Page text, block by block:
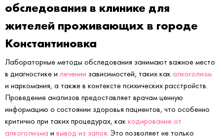
обследования в клинике для
жителей проживающих в городе
Константиновка
Лабораторные методы обследования занимают важное место
в диагностике и лечении зависимостей, таких как алкоголизм
и наркомания, а также в контексте психических расстройств.
Проведение анализов предоставляет врачам ценную
информацию о состоянии здоровья пациентов, что особенно
критично при таких процедурах, как кодирование от
алкоголизма и вывод из запоя. Это позволяет не только